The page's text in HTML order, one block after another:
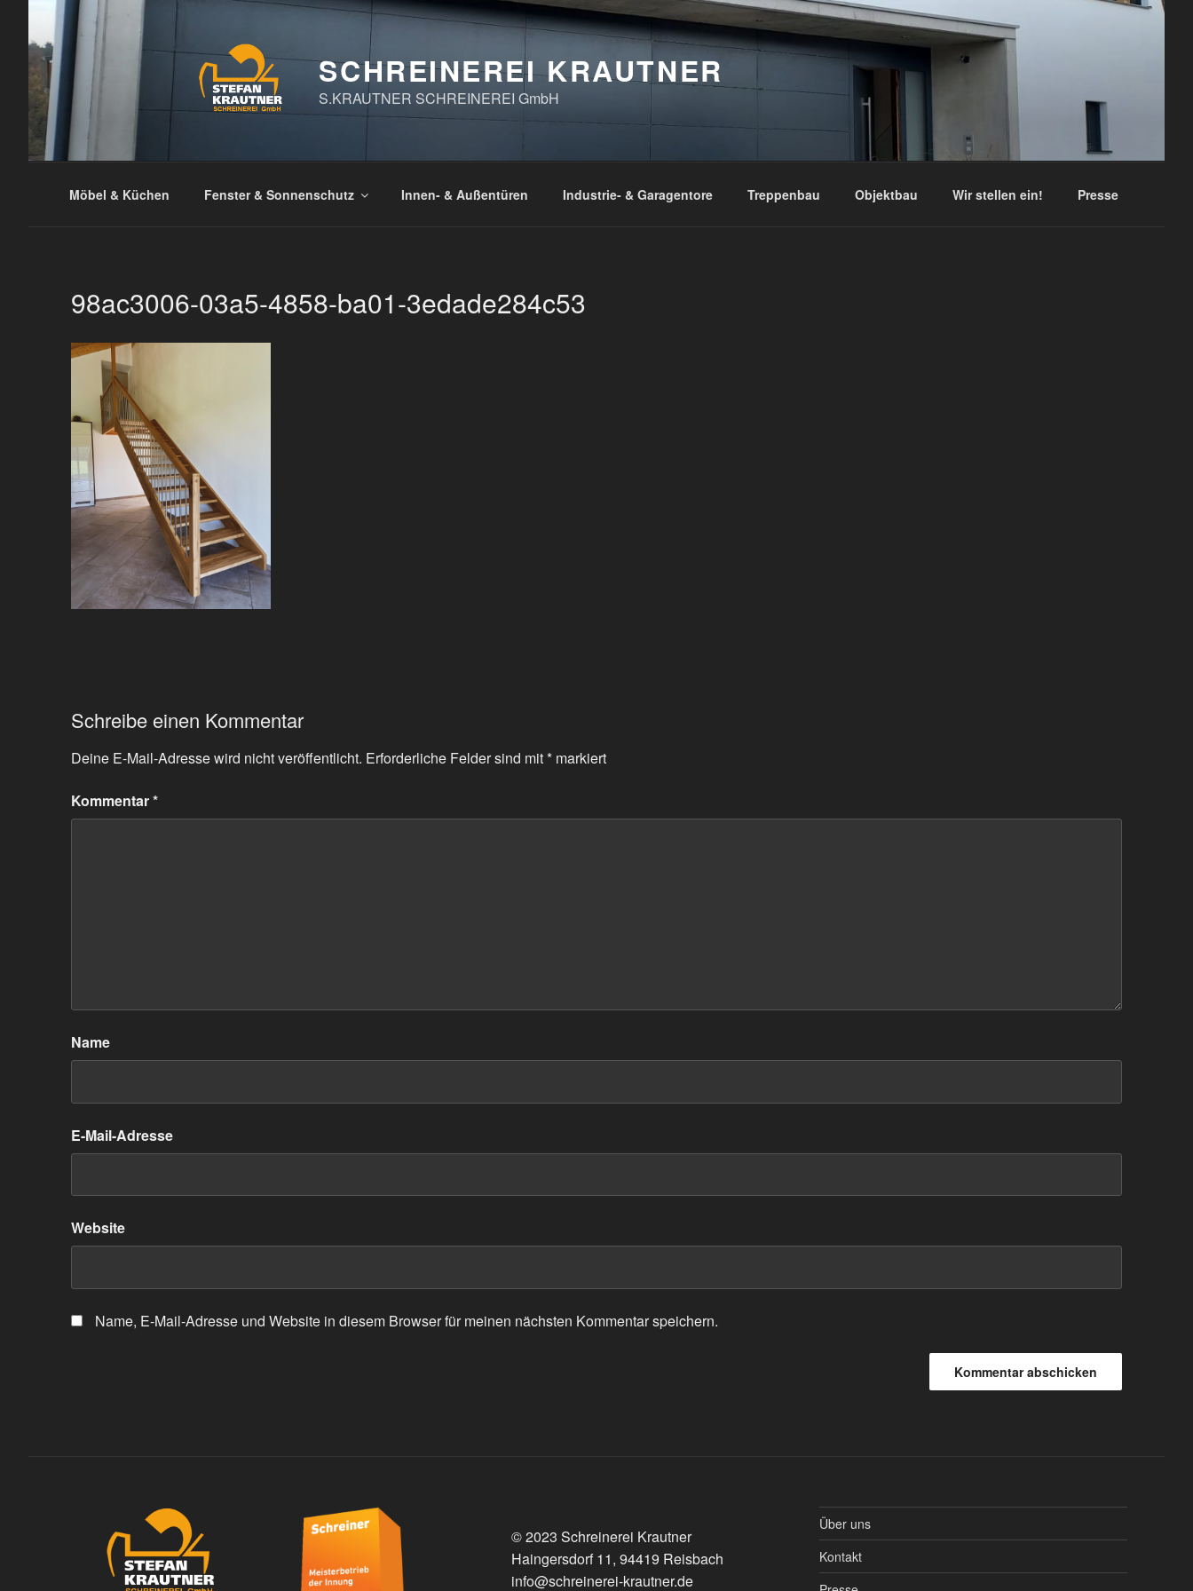
Zum
Inhalt
springen
SCHREINEREI KRAUTNER
S.KRAUTNER SCHREINEREI GmbH
Möbel & Küchen Fenster & Sonnenschutz Innen- & Außentüren Industrie- & Garagentore Treppenbau Objektbau Wir stellen ein! Presse
98ac3006-03a5-4858-ba01-3edade284c53
Schreibe einen Kommentar
Deine E-Mail-Adresse wird nicht veröffentlicht. Erforderliche Felder sind mit* markiert
Kommentar*
Name
E-Mail-Adresse
Website
Name, E-Mail-Adresse und Website in diesem Browser für meinen nächsten Kommentar speichern.
© 2023 Schreinerei Krautner
Haingersdorf 11, 94419 Reisbach
info@schreinerei-krautner.de
Über uns
Kontakt